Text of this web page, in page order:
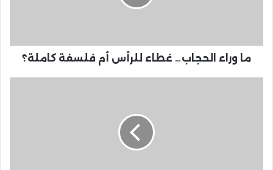
ما وراء الحجاب… غطاء للرأس أم فلسفة كاملة؟